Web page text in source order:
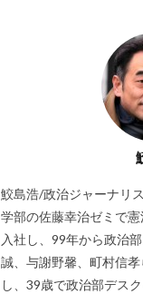
鮫島浩/政治ジャーナリ
学部の佐藤幸治ゼミで
入社し、99年から政治
誠、与謝野馨、町村信
し、39歳で政治部デス